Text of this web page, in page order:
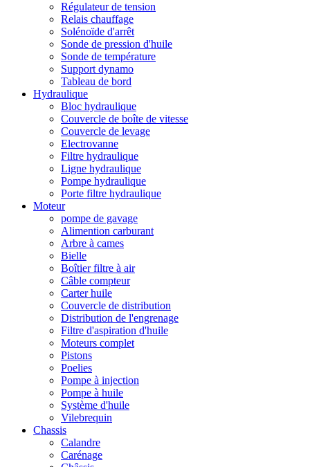
Régulateur de tension
Relais chauffage
Solénoïde d'arrêt
Sonde de pression d'huile
Sonde de température
Support dynamo
Tableau de bord
Hydraulique
Bloc hydraulique
Couvercle de boîte de vitesse
Couvercle de levage
Electrovanne
Filtre hydraulique
Ligne hydraulique
Pompe hydraulique
Porte filtre hydraulique
Moteur
pompe de gavage
Alimention carburant
Arbre à cames
Bielle
Boîtier filtre à air
Câble compteur
Carter huile
Couvercle de distribution
Distribution de l'engrenage
Filtre d'aspiration d'huile
Moteurs complet
Pistons
Poelies
Pompe à injection
Pompe à huile
Système d'huile
Vilebrequin
Chassis
Calandre
Carénage